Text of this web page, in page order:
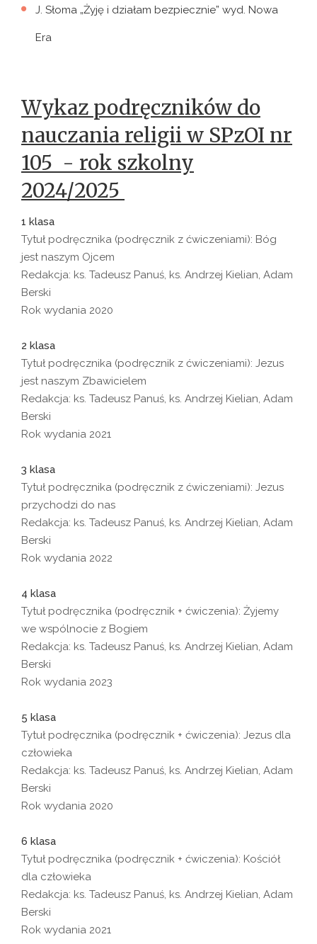
J. Słoma „Żyję i działam bezpiecznie” wyd. Nowa
Era
Wykaz podręczników do
nauczania religii w SPzOI nr
105 - rok szkolny
2024/2025
1 klasa
Tytuł podręcznika (podręcznik z ćwiczeniami): Bóg
jest naszym Ojcem
Redakcja: ks. Tadeusz Panuś, ks. Andrzej Kielian, Adam
Berski
Rok wydania 2020
2 klasa
Tytuł podręcznika (podręcznik z ćwiczeniami): Jezus
jest naszym Zbawicielem
Redakcja: ks. Tadeusz Panuś, ks. Andrzej Kielian, Adam
Berski
Rok wydania 2021
3 klasa
Tytuł podręcznika (podręcznik z ćwiczeniami): Jezus
przychodzi do nas
Redakcja: ks. Tadeusz Panuś, ks. Andrzej Kielian, Adam
Berski
Rok wydania 2022
4 klasa
Tytuł podręcznika (podręcznik + ćwiczenia): Żyjemy
we wspólnocie z Bogiem
Redakcja: ks. Tadeusz Panuś, ks. Andrzej Kielian, Adam
Berski
Rok wydania 2023
5 klasa
Tytuł podręcznika (podręcznik + ćwiczenia): Jezus dla
człowieka
Redakcja: ks. Tadeusz Panuś, ks. Andrzej Kielian, Adam
Berski
Rok wydania 2020
6 klasa
Tytuł podręcznika (podręcznik + ćwiczenia): Kościół
dla człowieka
Redakcja: ks. Tadeusz Panuś, ks. Andrzej Kielian, Adam
Berski
Rok wydania 2021